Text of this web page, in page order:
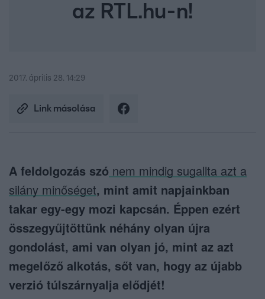
az RTL.hu-n!
2017. április 28. 14:29
Link másolása
A feldolgozás szó nem mindig sugallta azt a
silány minőséget, mint amit napjainkban
takar egy-egy mozi kapcsán. Éppen ezért
összegyűjtöttünk néhány olyan újra
gondolást, ami van olyan jó, mint az azt
megelőző alkotás, sőt van, hogy az újabb
verzió túlszárnyalja elődjét!